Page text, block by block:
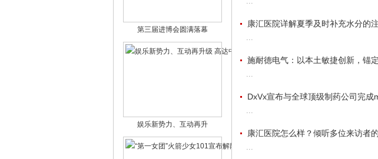
第三届进博会圆满落幕
娱乐新势力、互动再升
康汇医院详解夏季及时补充水分的
...
施耐德电气：以本土敏捷创新，锚
...
DxVx宣布与全球顶级制药公司完成
...
康汇医院怎么样？倾听多位来访者
...